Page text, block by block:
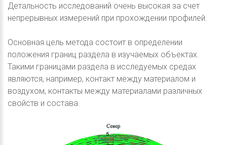
Детальность исследований очень высокая за счет
непрерывных измерений при прохождении профилей.
Основная цель метода состоит в определении
положения границ раздела в изучаемых объектах.
Такими границами раздела в исследуемых средах
являются, например, контакт между материалом и
воздухом, контакты между материалами различных
свойств и состава.